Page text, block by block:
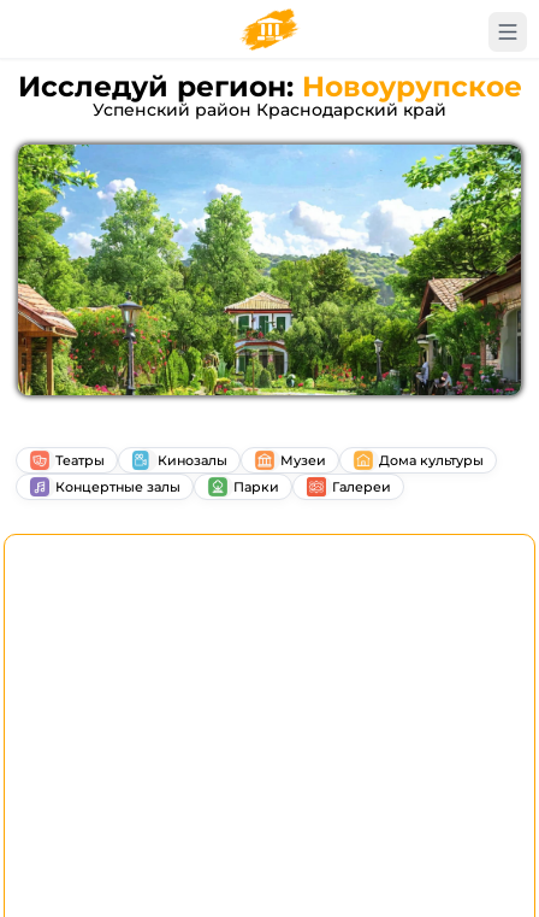
Исследуй регион: Новоурупское
Успенский район Краснодарский край
Театры Кинозалы Музеи
Дома культуры
Концертные залы
Парки Галереи